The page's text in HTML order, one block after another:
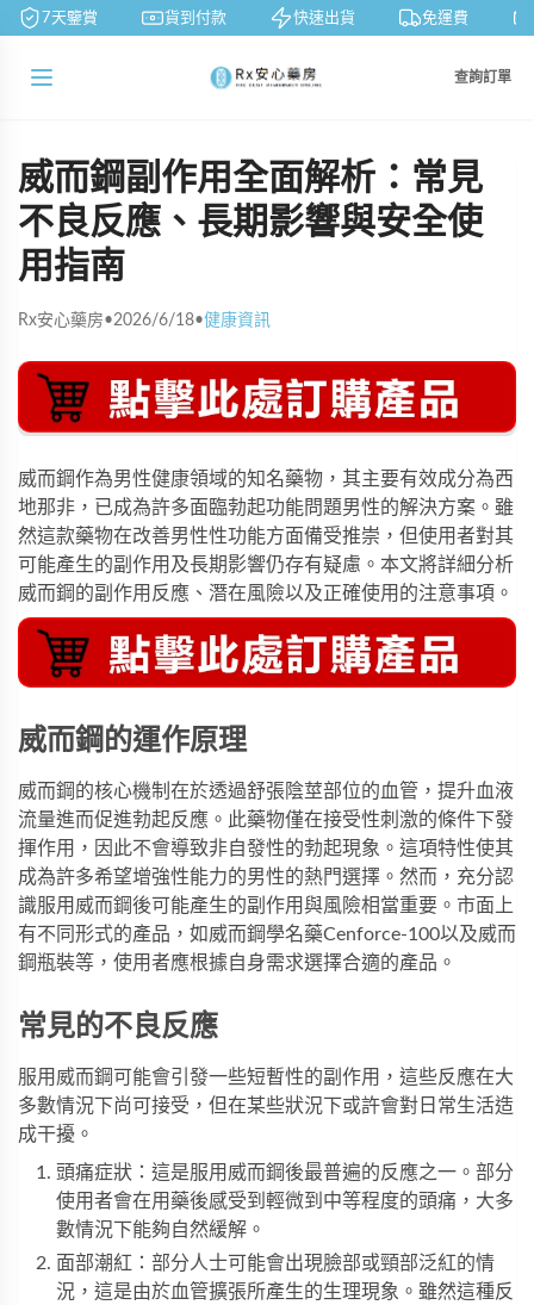
7天鑒賞 貨到付款 快速出貨 免運費
查詢訂單
威而鋼副作用全面解析：常見
不良反應、長期影響與安全使
用指南
Rx安心藥房•2026/6/18•健康資訊
威而鋼作為男性健康領域的知名藥物，其主要有效成分為西
地那非，已成為許多面臨勃起功能問題男性的解決方案。雖
然這款藥物在改善男性性功能方面備受推崇，但使用者對其
可能產生的副作用及長期影響仍存有疑慮。本文將詳細分析
威而鋼的副作用反應、潛在風險以及正確使用的注意事項。
威而鋼的運作原理
威而鋼的核心機制在於透過舒張陰莖部位的血管，提升血液
流量進而促進勃起反應。此藥物僅在接受性刺激的條件下發
揮作用，因此不會導致非自發性的勃起現象。這項特性使其
成為許多希望增強性能力的男性的熱門選擇。然而，充分認
識服用威而鋼後可能產生的副作用與風險相當重要。市面上
有不同形式的產品，如威而鋼學名藥Cenforce-100以及威而
鋼瓶裝等，使用者應根據自身需求選擇合適的產品。
常見的不良反應
服用威而鋼可能會引發一些短暫性的副作用，這些反應在大
多數情況下尚可接受，但在某些狀況下或許會對日常生活造
成干擾。
頭痛症狀：這是服用威而鋼後最普遍的反應之一。部分
使用者會在用藥後感受到輕微到中等程度的頭痛，大多
數情況下能夠自然緩解。
面部潮紅：部分人士可能會出現臉部或頸部泛紅的情
況，這是由於血管擴張所產生的生理現象。雖然這種反